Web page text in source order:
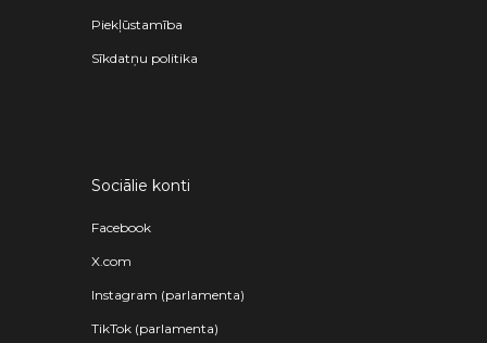
Piekļūstamība
Sīkdatņu politika
Sociālie konti
Facebook
X.com
Instagram (parlamenta)
TikTok (parlamenta)